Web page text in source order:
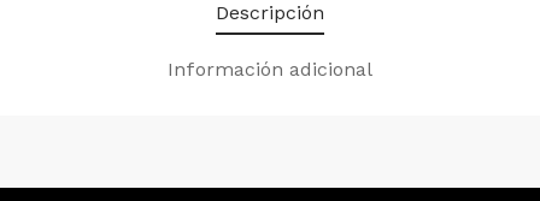
Descripción
Información adicional